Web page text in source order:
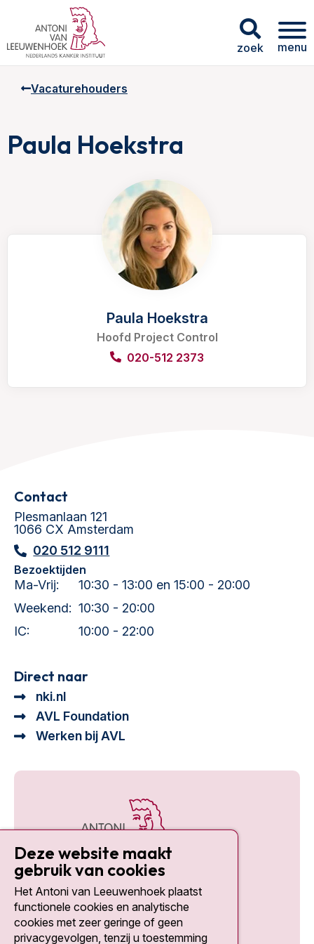
zoek menu
Vacaturehouders
Paula Hoekstra
Paula Hoekstra
Hoofd Project Control
020-512 2373
Contact
Plesmanlaan 121
1066 CX Amsterdam
020 512 9111
Bezoektijden
Ma-Vrij:
10:30 - 13:00 en 15:00 - 20:00
Weekend: 10:30 - 20:00
IC:
10:00 - 22:00
Direct naar
nki.nl
AVL Foundation
Werken bij AVL
Social media
Deze website maakt
gebruik van cookies
Het Antoni van Leeuwenhoek plaatst
functionele cookies en analytische
cookies met zeer geringe of geen
privacygevolgen, tenzij u toestemming